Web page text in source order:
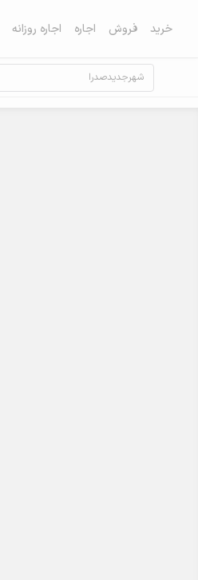
خرید فروش اجاره اجاره روزانه